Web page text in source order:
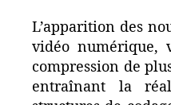
L’apparition des
vidéo numérique,
compression de
entraînant la